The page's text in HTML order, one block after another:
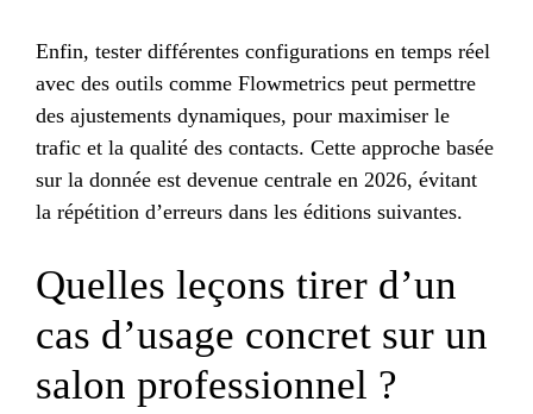
Enfin, tester différentes configurations en temps réel
avec des outils comme Flowmetrics peut permettre
des ajustements dynamiques, pour maximiser le
trafic et la qualité des contacts. Cette approche basée
sur la donnée est devenue centrale en 2026, évitant
la répétition d’erreurs dans les éditions suivantes.
Quelles leçons tirer d’un
cas d’usage concret sur un
salon professionnel ?